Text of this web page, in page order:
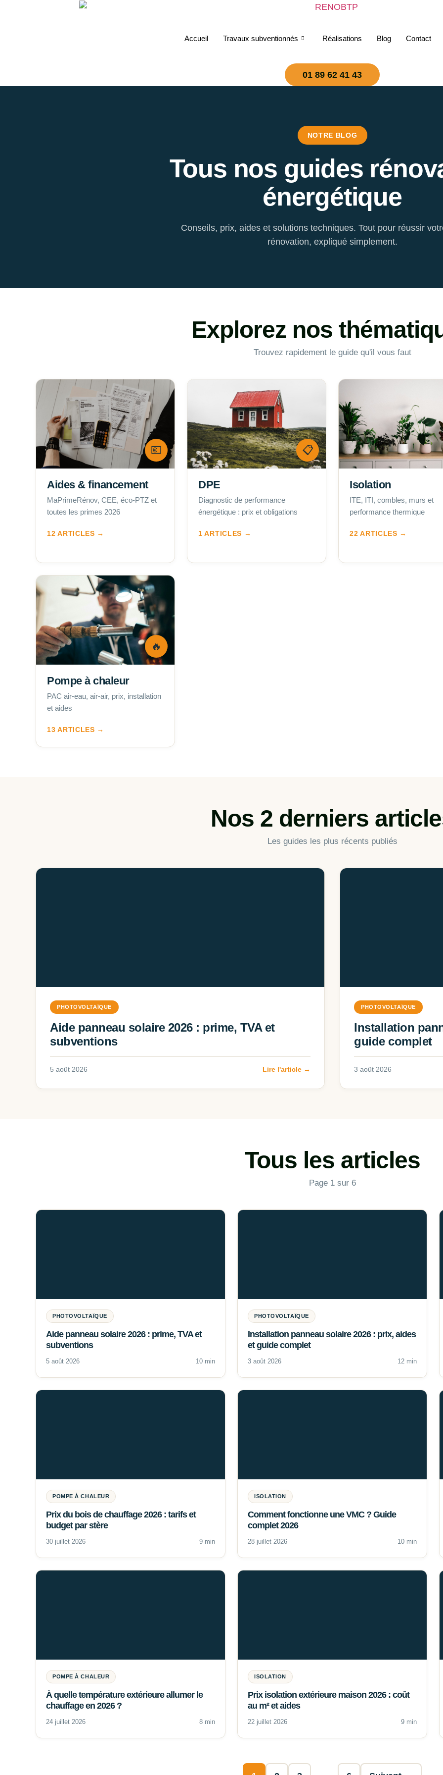
Accueil Travaux subventionnés Réalisations Blog Contact
01 89 62 41 43
NOTRE BLOG
Tous nos guides
énergétique
Conseils, prix, aides et solutions techniques. Tout pour réussir
rénovation, expliqué simplement.
Explorez nos
Trouvez rapidement le guide qu'il vous faut
💶
Aides & financement
MaPrimeRénov, CEE, éco-PTZ et
toutes les primes 2026
12 ARTICLES →
📋
DPE
Diagnostic de performance
énergétique : prix et obligations
1 ARTICLES →
Isolation
ITE, ITI, combles, murs et
performance thermique
22 ARTICLES →
🔥
Pompe à chaleur
PAC air-eau, air-air, prix, installation
et aides
13 ARTICLES →
Nos 2 derniers
Les guides les plus récents publiés
PHOTOVOLTAÏQUE
Aide panneau solaire 2026 : prime, TVA et
subventions
5 août 2026 Lire l'article →
PHOTOVOLTAÏQUE
Installation
guide complet
3 août 2026
Tous les articles
Page 1 sur 6
PHOTOVOLTAÏQUE
Aide panneau solaire 2026 : prime, TVA et
subventions
5 août 2026 10 min
PHOTOVOLTAÏQUE
Installation panneau solaire 2026 : prix, aides
et guide complet
3 août 2026 12 min
POMPE À CHALEUR
Prix du bois de chauffage 2026 : tarifs et
budget par stère
30 juillet 2026 9 min
ISOLATION
Comment fonctionne une VMC ? Guide
complet 2026
28 juillet 2026 10 min
POMPE À CHALEUR
À quelle température extérieure allumer le
chauffage en 2026 ?
24 juillet 2026 8 min
ISOLATION
Prix isolation extérieure maison 2026 : coût
au m² et aides
22 juillet 2026 9 min